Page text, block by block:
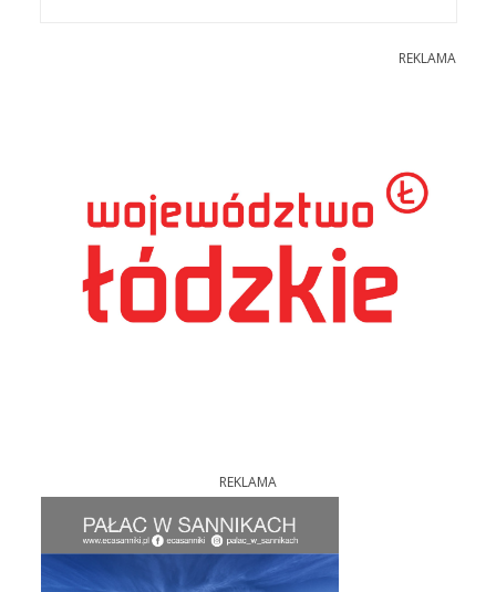
REKLAMA
REKLAMA